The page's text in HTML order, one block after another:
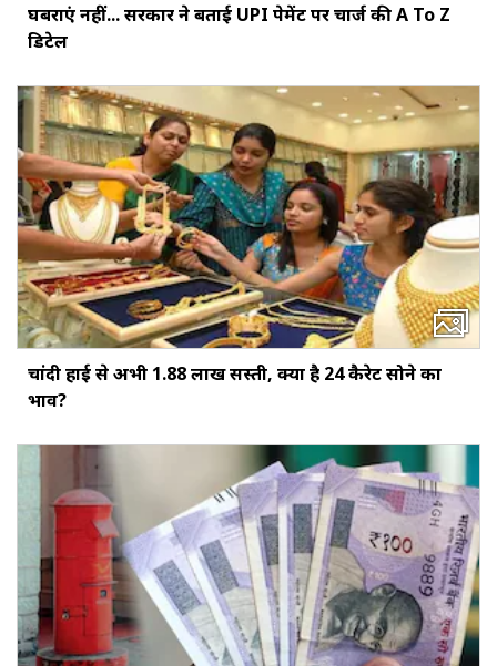
घबराएं नहीं... सरकार ने बताई UPI पेमेंट पर चार्ज की A To Z
डिटेल
चांदी हाई से अभी ₹1.88 लाख सस्ती, क्या है 24 कैरेट सोने का
भाव?